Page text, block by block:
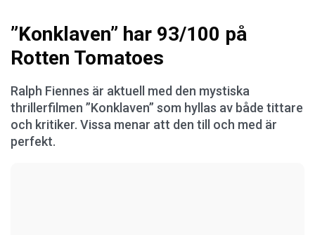
”Konklaven” har 93/100 på
Rotten Tomatoes
Ralph Fiennes är aktuell med den mystiska
thrillerfilmen ”Konklaven” som hyllas av både tittare
och kritiker. Vissa menar att den till och med är
perfekt.